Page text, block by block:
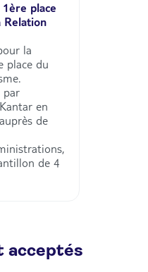
place
Relation
la
place du
par
en
de
de 4
acceptés